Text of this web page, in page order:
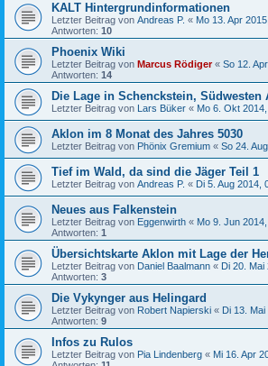
KALT Hintergrundinformationen
Letzter Beitrag von Andreas P. « Mo 13. Apr
Antworten: 10
Phoenix Wiki
Letzter Beitrag von Marcus Rödiger« So 12.
Antworten: 14
Die Lage in Schenckstein, Südwesten
Letzter Beitrag von Lars Büker « Mo 6. Okt
Aklon im 8 Monat des Jahres 5030
Letzter Beitrag von Phönix Gremium « So 24.
Tief im Wald, da sind die Jäger Teil 1
Letzter Beitrag von Andreas P. « Di 5. Aug 2014,
Neues aus Falkenstein
Letzter Beitrag von Eggenwirth « Mo 9. Jun
Antworten: 1
Übersichtskarte Aklon mit Lage der
Letzter Beitrag von Daniel Baalmann « Di 20. Mai
Antworten: 3
Die Vykynger aus Helingard
Letzter Beitrag von Robert Napierski « Di 13.
Antworten: 9
Infos zu Rulos
Letzter Beitrag von Pia Lindenberg « Mi 16. Apr